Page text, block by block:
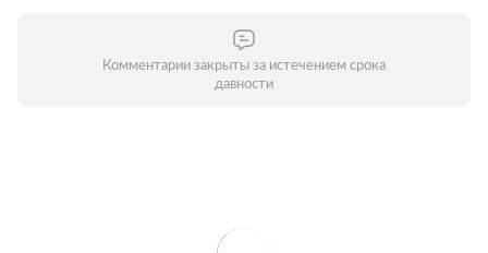
Комментарии закрыты за истечением срока
давности